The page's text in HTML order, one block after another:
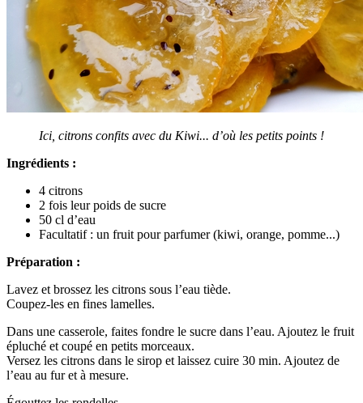
Ici, citrons confits avec du Kiwi... d’où les petits points !
Ingrédients :
4 citrons
2 fois leur poids de sucre
50 cl d’eau
Facultatif : un fruit pour parfumer (kiwi, orange, pomme...)
Préparation :
Lavez et brossez les citrons sous l’eau tiède.
Coupez-les en fines lamelles.
Dans une casserole, faites fondre le sucre dans l’eau. Ajoutez le fruit
épluché et coupé en petits morceaux.
Versez les citrons dans le sirop et laissez cuire 30 min. Ajoutez de
l’eau au fur et à mesure.